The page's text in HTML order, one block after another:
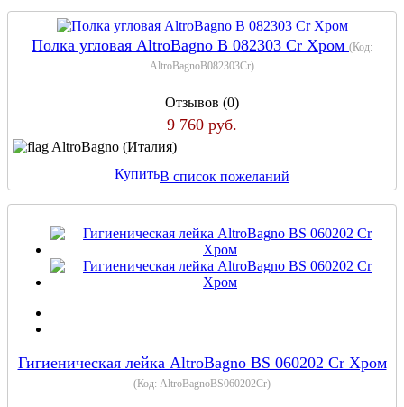
Полка угловая AltroBagno B 082303 Cr Хром (Код:
AltroBagnoB082303Cr)
Отзывов (0)
9 760 руб.
AltroBagno (Италия)
КупитьВ список пожеланий
Гигиеническая лейка AltroBagno BS 060202 Cr Хром
(Код: AltroBagnoBS060202Cr)